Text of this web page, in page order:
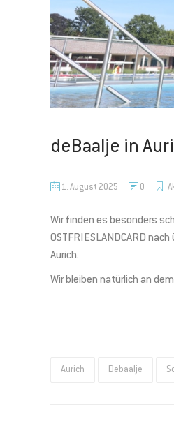
deBaalje in
1. August 2025 0
Wir finden es besonders
OSTFRIESLANDCARD
Aurich.
Wir bleiben natürlich an
Aurich Debaalje